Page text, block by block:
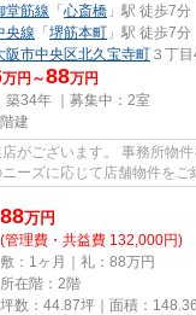
堂筋線 「心斎橋 」駅 徒歩7分
央線 「堺筋本町 」駅 徒歩7分
阪市中央区北久宝寺町 ３丁
万円～88万円
築34年 ｜募集中： 2室
建
がございます。 事務所物
ーズに応じて店舗物件をご
...
88万円
(管理費・共益費 132,000円)
敷：1ヶ月｜礼：88万円
所在階：2階
坪数：44.87坪｜面積：